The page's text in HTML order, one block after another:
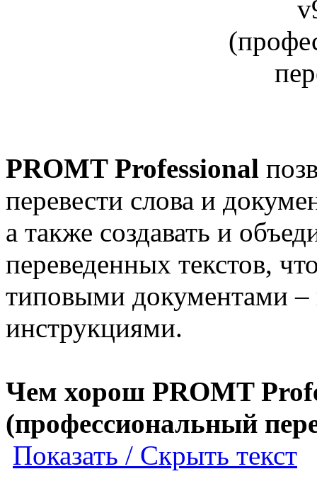
PROMT Professional
перевести слова и
а также создавать и
переведенных текстов,
типовыми документами
инструкциями.
Чем хорош PROMT
(профессиональный
Показать / Скрыть текст